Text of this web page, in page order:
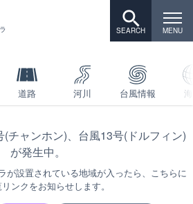
道路 河川 台風情報
(チャンホン)、台風13号(ドルフィン)
が発生中。
が設置されている地域が入ったら、こちらに
ンクをお知らせします。